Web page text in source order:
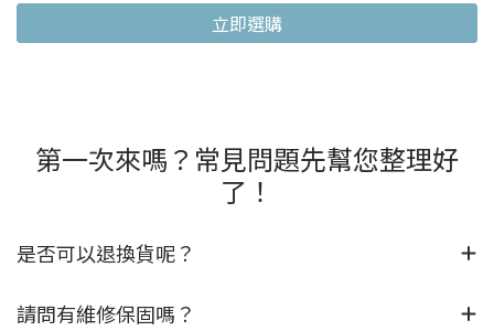
立即選購
第一次來嗎？常見問題先幫您整理好
了！
是否可以退換貨呢？
請問有維修保固嗎？